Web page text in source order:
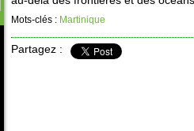
Mots-clés : Martinique
Partagez :